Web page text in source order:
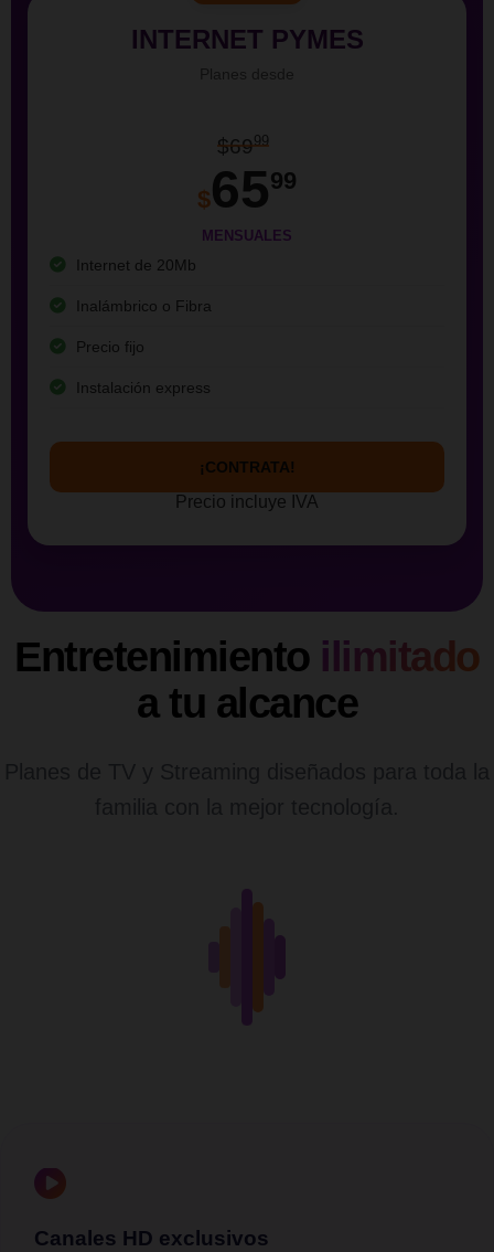
INTERNET PYMES
$6999
$6599
MENSUALES
Internet de 20Mb
Inalámbrico o Fibra
Precio fijo
Instalación express
¡CONTRATA!
Precio incluye IVA
Entretenimiento ilimitado
a tu alcance
Canales HD exclusivos